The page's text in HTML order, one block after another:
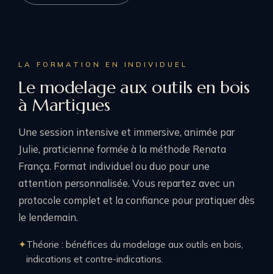
LA FORMATION EN INDIVIDUEL
Le modelage aux outils en bois
à Martigues
Une session intensive et immersive, animée par
Julie, praticienne formée à la méthode Renata
França. Format individuel ou duo pour une
attention personnalisée. Vous repartez avec un
protocole complet et la confiance pour pratiquer dès
le lendemain.
Théorie : bénéfices du modelage aux outils en bois,
indications et contre-indications.